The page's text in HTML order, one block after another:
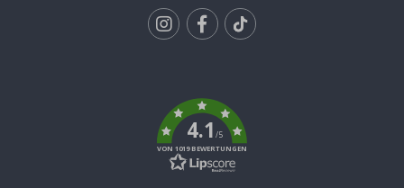
4.1/5
VON 1019 BEWERTUNGEN